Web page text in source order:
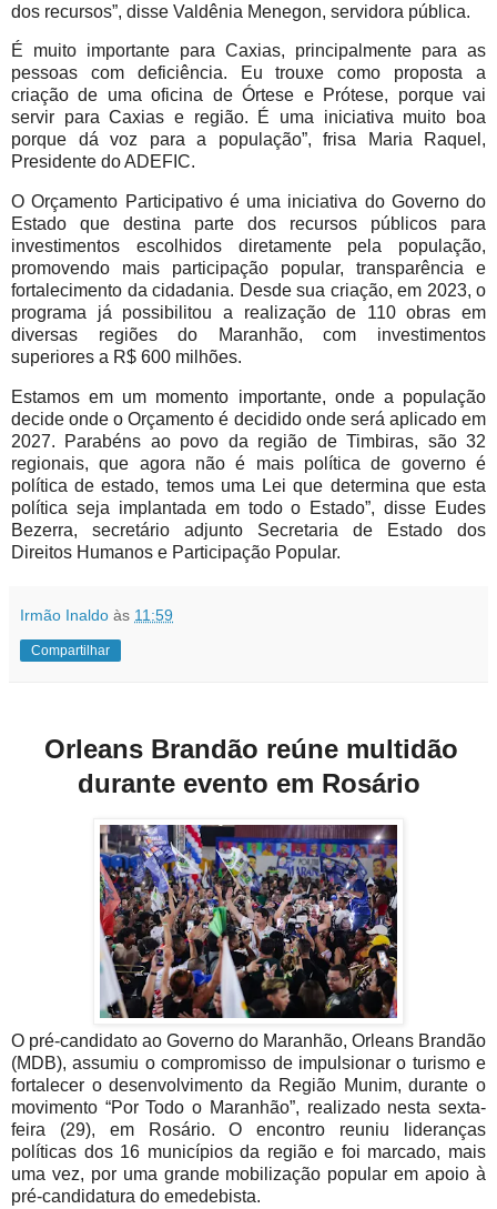
dos recursos”, disse Valdênia Menegon, servidora pública.
É muito importante para Caxias, principalmente para as
pessoas com deficiência. Eu trouxe como proposta a
criação de uma oficina de Órtese e Prótese, porque vai
servir para Caxias e região. É uma iniciativa muito boa
porque dá voz para a população”, frisa Maria Raquel,
Presidente do ADEFIC.
O Orçamento Participativo é uma iniciativa do Governo do
Estado que destina parte dos recursos públicos para
investimentos escolhidos diretamente pela população,
promovendo mais participação popular, transparência e
fortalecimento da cidadania. Desde sua criação, em 2023, o
programa já possibilitou a realização de 110 obras em
diversas regiões do Maranhão, com investimentos
superiores a R$ 600 milhões.
Estamos em um momento importante, onde a população
decide onde o Orçamento é decidido onde será aplicado em
2027. Parabéns ao povo da região de Timbiras, são 32
regionais, que agora não é mais política de governo é
política de estado, temos uma Lei que determina que esta
política seja implantada em todo o Estado”, disse Eudes
Bezerra, secretário adjunto Secretaria de Estado dos
Direitos Humanos e Participação Popular.
Irmão Inaldo às 11:59
Compartilhar
Orleans Brandão reúne multidão
durante evento em Rosário
O pré-candidato ao Governo do Maranhão, Orleans Brandão
(MDB), assumiu o compromisso de impulsionar o turismo e
fortalecer o desenvolvimento da Região Munim, durante o
movimento “Por Todo o Maranhão”, realizado nesta sexta-
feira (29), em Rosário. O encontro reuniu lideranças
políticas dos 16 municípios da região e foi marcado, mais
uma vez, por uma grande mobilização popular em apoio à
pré-candidatura do emedebista.